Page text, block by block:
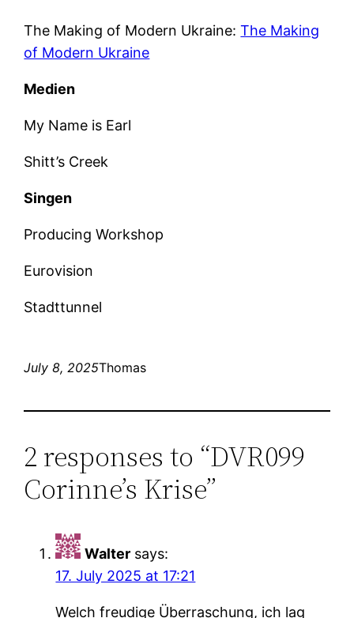
The Making of Modern Ukraine:The Making
of Modern Ukraine
Medien
My Name is Earl
Shitt’s Creek
Singen
Producing Workshop
Eurovision
Stadttunnel
July 8, 2025Thomas
2 responses to “DVR099
Corinne’s Krise”
Walter says:
17. July 2025 at 17:21
Welch freudige Überraschung, ich lag